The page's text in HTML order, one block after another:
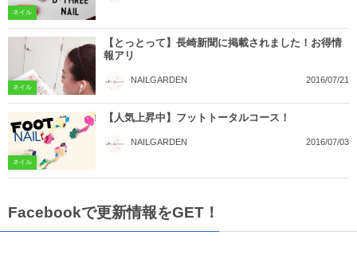
ネイル
ネイル
【とっとって】長崎新聞に掲載されました！お得情
報アリ
NAILGARDEN 2016/07/21
ネイル
【人気上昇中】フットトータルコース！
NAILGARDEN 2016/07/03
Facebookで更新情報をGET！